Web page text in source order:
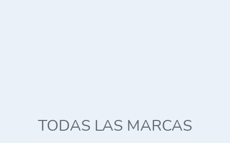
TODAS LAS MARCAS